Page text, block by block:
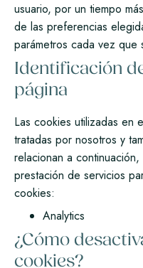
usuario, por un tiempo
de las preferencias
parámetros cada vez que
Identificación
página
Las cookies utilizadas en
tratadas por nosotros y
relacionan a
prestación de servicios
cookies:
Analytics
¿Cómo
cookies?